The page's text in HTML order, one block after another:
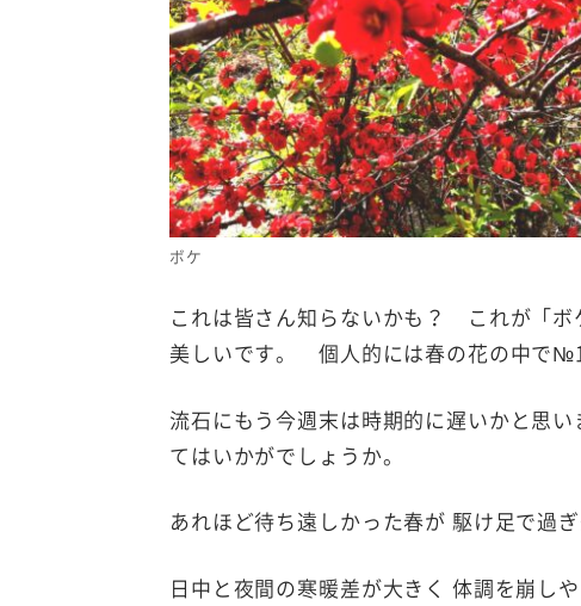
ボケ
これは皆さん知らないかも？ これが「
美しいです。 個人的には春の花の中で№1
流石にもう今週末は時期的に遅いかと思
てはいかがでしょうか。
あれほど待ち遠しかった春が 駆け足で過ぎ
日中と夜間の寒暖差が大きく 体調を崩し